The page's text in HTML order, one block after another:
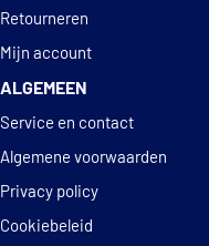
Retourneren
Mijn account
ALGEMEEN
Service en contact
Algemene voorwaarden
Privacy policy
Cookiebeleid